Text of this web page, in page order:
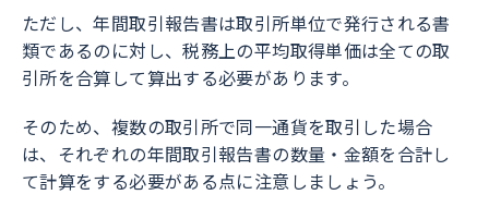
ただし、年間取引報告書は取引所単位で発行される書
類であるのに対し、税務上の平均取得単価は全ての取
引所を合算して算出する必要があります。
そのため、複数の取引所で同一通貨を取引した場合
は、それぞれの年間取引報告書の数量・金額を合計し
て計算をする必要がある点に注意しましょう。